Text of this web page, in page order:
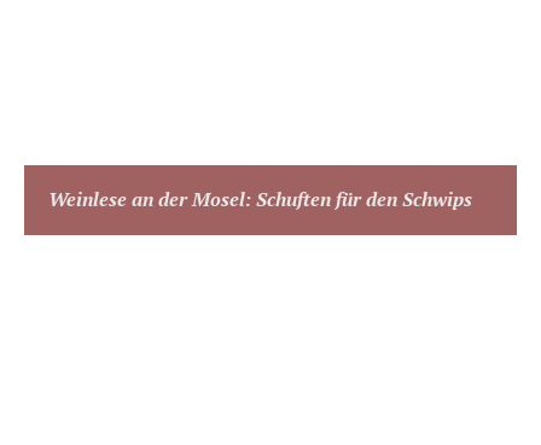
Weinlese an der Mosel: Schuften für den Schwips